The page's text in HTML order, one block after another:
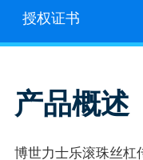
授权证书
产品概述
博世力士乐滚珠丝杠